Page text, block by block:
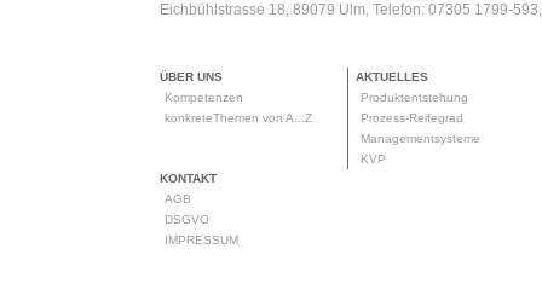
Eichbühlstrasse 18, 89079 Ulm, Telefon: 07305 1799-
ÜBER UNS
Kompetenzen
konkreteThemen von A...Z
AKTUELLES
Produktentstehung
Prozess-Reifegrad
Managementsysteme
KVP
KONTAKT
AGB
DSGVO
IMPRESSUM